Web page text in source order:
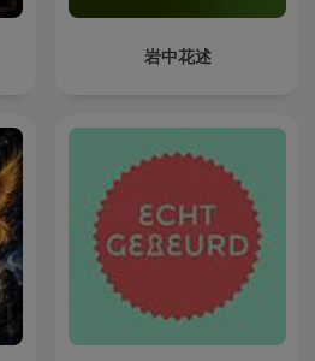
岩中花述